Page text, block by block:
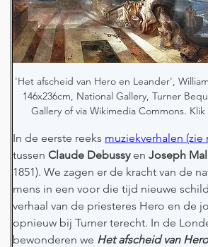
'Het afscheid van Hero en Leander',
146x236cm, National Gallery, Turner
Gallery of via Wikimedia Commons.
In de eerste reeks muziekverhalen (zie
tussen Claude Debussy en Joseph
1851). We zagen er de kracht van de
mens in een voor die tijd nieuwe
verhaal van de priesteres Hero en de
opnieuw bij Turner terecht. In de
bewonderen we Het afscheid van